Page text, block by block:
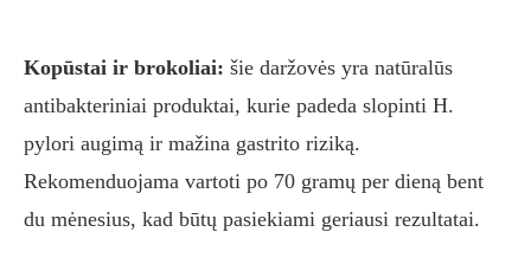
Kopūstai ir brokoliai: šie daržovės yra natūralūs
antibakteriniai produktai, kurie padeda slopinti H.
pylori augimą ir mažina gastrito riziką.
Rekomenduojama vartoti po 70 gramų per dieną bent
du mėnesius, kad būtų pasiekiami geriausi rezultatai.